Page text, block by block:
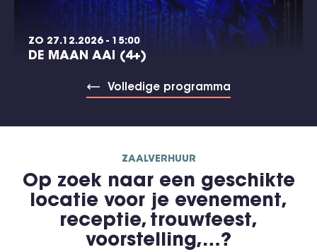
ZO 27.12.2026 - 15:00
DE MAAN AAI (4+)
Volledige programma
ZAALVERHUUR
Op zoek naar een geschikte
locatie voor je evenement,
receptie, trouwfeest,
voorstelling,…?